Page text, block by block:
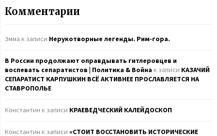
c
o
:
C
Комментарии
Эмма к записи Нерукотворные легенды. Рим-гора.
В России продолжают оправдывать гитлеровцев и
воспевать сепаратистов | Политика & Война к записи КАЗАЧИЙ
СЕПАРАТИСТ КАРПУШКИН ВСЁ АКТИВНЕЕ ПРОСЛАВЛЯЕТСЯ НА
СТАВРОПОЛЬЕ
Константин к записи КРАЕВЕДЧЕСКИЙ КАЛЕЙДОСКОП
Константин к записи «СТОИТ ВОССТАНОВИТЬ ИСТОРИЧЕСКИЕ